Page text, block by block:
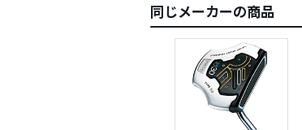
同じメーカーの商品